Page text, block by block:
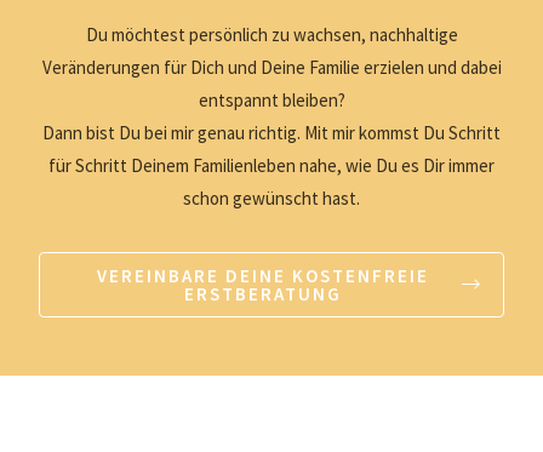
Du möchtest persönlich zu wachsen, nachhaltige
Veränderungen für Dich und Deine Familie erzielen und dabei
entspannt bleiben?
Dann bist Du bei mir genau richtig. Mit mir kommst Du Schritt
für Schritt Deinem Familienleben nahe, wie Du es Dir immer
schon gewünscht hast.
VEREINBARE DEINE KOSTENFREIE
ERSTBERATUNG